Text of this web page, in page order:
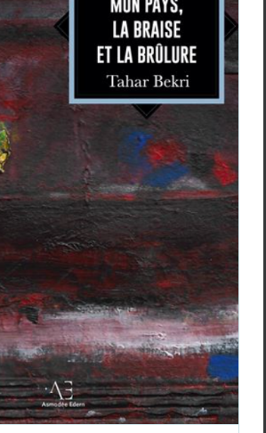
Mon pays, la braise et la
brûlure
Cri­tiques Tahar Bekri